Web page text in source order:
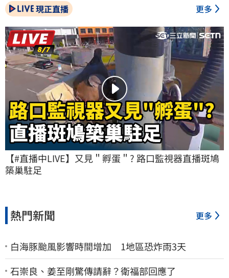
現正直播 更多
【#直播中LIVE】又見＂孵蛋＂? 路口監視器直播斑鳩
築巢駐足
熱門新聞 更多
白海豚颱風影響時間增加 1地區恐炸雨3天
石崇良、姜至剛驚傳請辭？衛福部回應了